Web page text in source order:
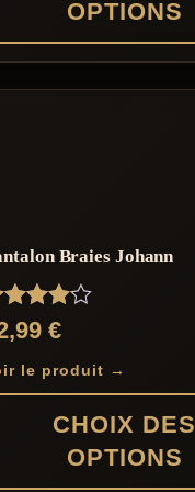
OPTIONS
Braies Johann
5
€
le produit →
CHOIX DES
OPTIONS